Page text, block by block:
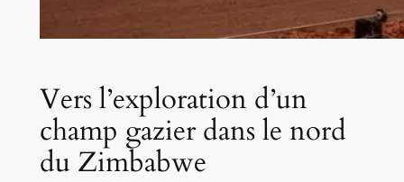
Vers l’exploration d’un
champ gazier dans le nord
du Zimbabwe